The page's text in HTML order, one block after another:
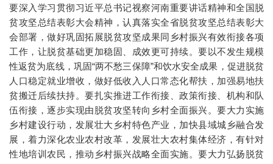
要深入学习贯彻习近平总书记视察河南重要讲话精神和全国脱
贫攻坚总结表彰大会精神，认真落实全省脱贫攻坚总结表彰大
会部署，做好巩固拓展脱贫攻坚成果同乡村振兴有效衔接各项
工作，让脱贫基础更加稳固、成效更可持续。要以不发生规模
性返贫为底线，巩固“两不愁三保障”和饮水安全成果，促进脱贫
人口稳定就业增收，做好低收入人口常态化帮扶，加强易地扶
贫搬迁后续扶持。要扎实推进工作衔接、政策衔接、机构和队
伍衔接，逐步实现由脱贫攻坚转向乡村全面振兴。要大力实施
乡村建设行动，发展壮大乡村特色产业，加快县域城乡融合发
展，着力深化农业农村改革，发展壮大农村集体经济，有针对
性地培训农民，推动乡村振兴战略全面实施。要大力弘扬脱贫